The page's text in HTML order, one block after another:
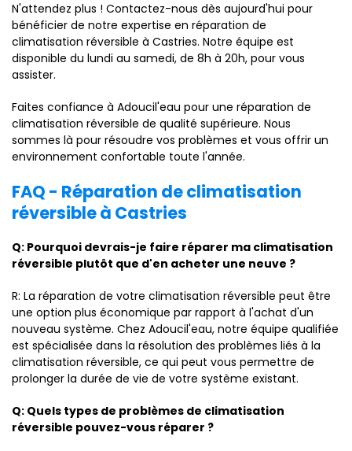
N'attendez plus ! Contactez-nous dès aujourd'hui pour
bénéficier de notre expertise en réparation de
climatisation réversible à Castries. Notre équipe est
disponible du lundi au samedi, de 8h à 20h, pour vous
assister.
Faites confiance à Adoucil'eau pour une réparation de
climatisation réversible de qualité supérieure. Nous
sommes là pour résoudre vos problèmes et vous offrir un
environnement confortable toute l'année.
FAQ - Réparation de climatisation
réversible à Castries
Q: Pourquoi devrais-je faire réparer ma climatisation
réversible plutôt que d'en acheter une neuve ?
R: La réparation de votre climatisation réversible peut être
une option plus économique par rapport à l'achat d'un
nouveau système. Chez Adoucil'eau, notre équipe qualifiée
est spécialisée dans la résolution des problèmes liés à la
climatisation réversible, ce qui peut vous permettre de
prolonger la durée de vie de votre système existant.
Q: Quels types de problèmes de climatisation
réversible pouvez-vous réparer ?